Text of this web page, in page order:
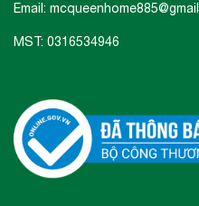
Email:
MST: 0316534946